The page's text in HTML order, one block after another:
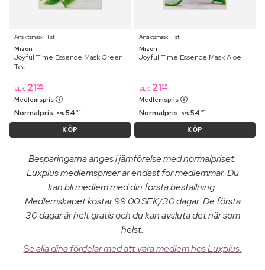
Ansiktsmask ⋅ 1 st
Mizon
Joyful Time Essence Mask Green
Tea
SEK 21 95
Medlemspris
Normalpris: SEK 54 95
KÖP
Ansiktsmask ⋅ 1 st
Mizon
Joyful Time Essence Mask Aloe
SEK 21 95
Medlemspris
Normalpris: SEK 54 95
KÖP
Besparingarna anges i jämförelse med normalpriset.
Luxplus medlemspriser är endast för medlemmar. Du
kan bli medlem med din första beställning.
Medlemskapet kostar 99.00 SEK/30 dagar. De första
30 dagar är helt gratis och du kan avsluta det när som
helst.
Se alla dina fördelar med att vara medlem hos Luxplus.